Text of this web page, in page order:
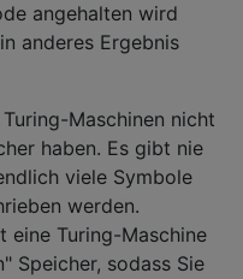
angehalten wird
anderes Ergebnis
Maschinen nicht
haben. Es gibt nie
viele Symbole
werden.
eine Turing-Maschine
Speicher, sodass Sie